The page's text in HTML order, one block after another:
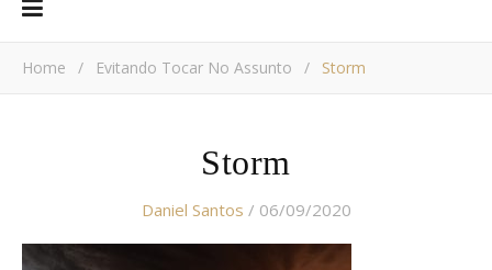
Home / Evitando Tocar No Assunto / Storm
Storm
Daniel Santos / 06/09/2020